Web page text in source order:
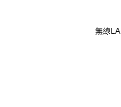
無線